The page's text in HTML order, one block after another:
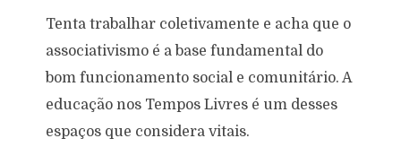
Tenta trabalhar coletivamente e acha que o
associativismo é a base fundamental do
bom funcionamento social e comunitário. A
educação nos Tempos Livres é um desses
espaços que considera vitais.